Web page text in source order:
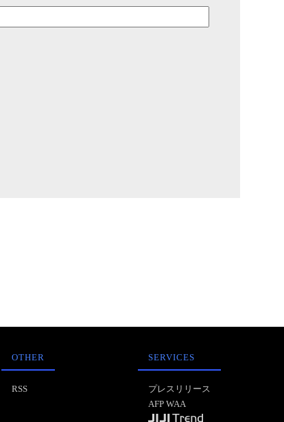
OTHER
RSS
SERVICES
プレスリリース
AFP WAA